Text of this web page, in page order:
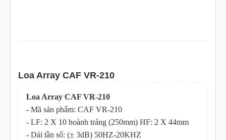
Loa Array CAF VR-210
Loa Array CAF VR-210
- Mã sản phẩm: CAF VR-210
- LF: 2 X 10 hoành tráng (250mm) HF: 2 X 44mm
- Dải tần số: (± 3dB) 50HZ-20KHZ